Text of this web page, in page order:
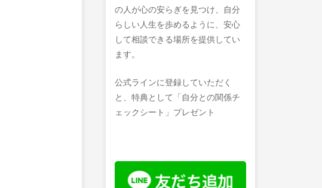
の人が心の安らぎを見つけ、自分
らしい人生を歩めるように、安心
して相談できる場所を提供してい
ます。
公式ラインに登録していただく
と、特典として「自分との関係チ
ェックシート」プレゼント